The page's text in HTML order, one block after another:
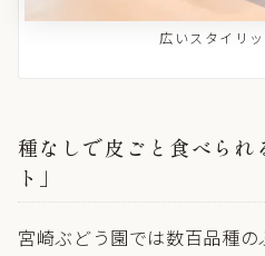
広いスタイリ
種なしで皮ごと食べられ
ト」
宮崎ぶどう園では数百品種